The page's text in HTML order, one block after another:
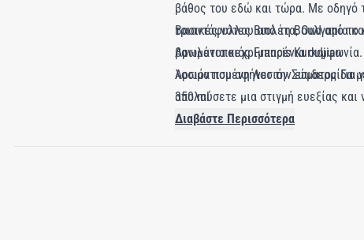
βάθος του εδώ και τώρα. Με οδηγό
τριαντάφυλλου από τη Βουλγαρία
βανιλένια κεχριμπαρένια
λοσιόν που αφήνει την επιδερμίδα
απολαύσετε μια στιγμή ευεξίας
δημιουργίες Oud Satin Mood στο
Βασικές νότες Βιολέτα, Oud από
Αρωματοποιός Francis Kurkdjian
Αρωματισμένη Λοσιόν Σώματος Για
350 ml
Διαβάστε Περισσότερα